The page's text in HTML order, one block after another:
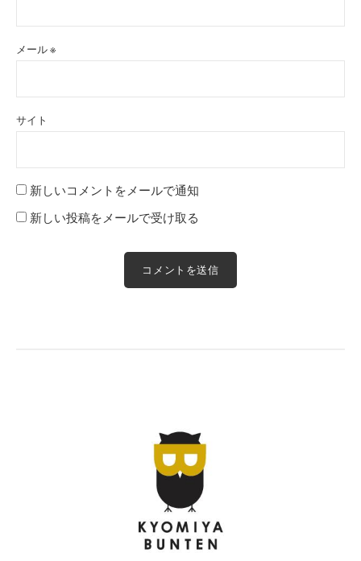
メール※
サイト
新しいコメントをメールで通知
新しい投稿をメールで受け取る